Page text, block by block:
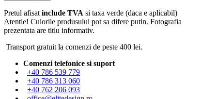
Pretul afisat include TVA si taxa verde (daca e aplicabil)
Atentie! Culorile produsului pot sa difere putin. Fotografia
prezentata are titlu informativ.
Transport gratuit la comenzi de peste 400 lei.
Comenzi telefonice si suport
+40 786 539 779
+40 786 313 060
+40 762 206 093